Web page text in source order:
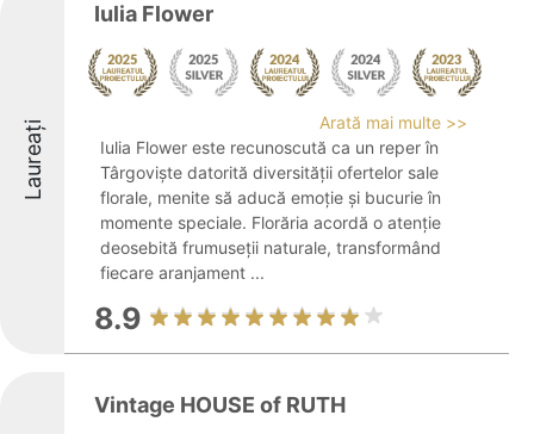
Laureați
Iulia Flower
Arată mai multe >>
Iulia Flower este recunoscută ca un reper în
Târgoviște datorită diversității ofertelor sale
florale, menite să aducă emoție și bucurie în
momente speciale. Florăria acordă o atenție
deosebită frumuseții naturale, transformând
fiecare aranjament ...
8.9
Vintage HOUSE of RUTH